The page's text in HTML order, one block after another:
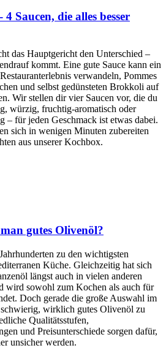
4 Saucen, die alles besser
das Hauptgericht den Unterschied –
kommt. Eine gute Sauce kann ein
verwandeln, Pommes
und selbst gedünsteten Brokkoli auf
Wir stellen dir vier Saucen vor, die du
würzig, fruchtig-aromatisch oder
– für jeden Geschmack ist etwas dabei.
sich in wenigen Minuten zubereiten
aus unserer Kochbox.
gutes Olivenöl?
zu den wichtigsten
Küche. Gleichzeitig hat sich
längst auch in vielen anderen
wird sowohl zum Kochen als auch für
Doch gerade die große Auswahl im
wirklich gutes Olivenöl zu
Qualitätsstufen,
und Preisunterschiede sorgen dafür,
unsicher werden.